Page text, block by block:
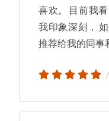
喜欢。 目前我
我印象深刻 ，
推荐给我的同事